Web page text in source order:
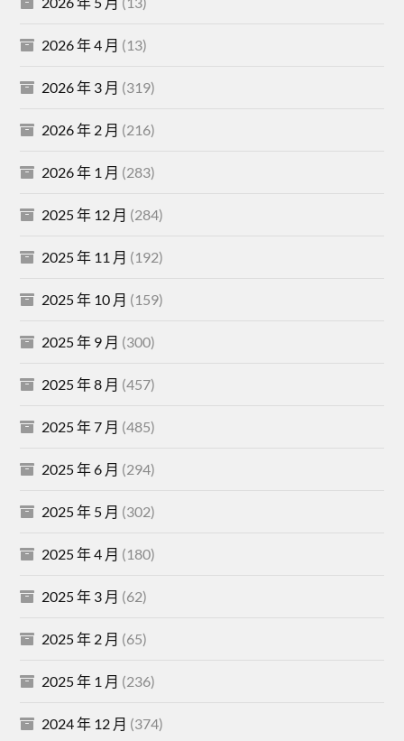
2026 年 4 月 (13)
2026 年 3 月 (319)
2026 年 2 月 (216)
2026 年 1 月 (283)
2025 年 12 月 (284)
2025 年 11 月 (192)
2025 年 10 月 (159)
2025 年 9 月 (300)
2025 年 8 月 (457)
2025 年 7 月 (485)
2025 年 6 月 (294)
2025 年 5 月 (302)
2025 年 4 月 (180)
2025 年 3 月 (62)
2025 年 2 月 (65)
2025 年 1 月 (236)
2024 年 12 月 (374)